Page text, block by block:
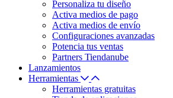
Personaliza tu diseño
Activa medios de pago
Activa medios de envío
Configuraciones avanzadas
Potencia tus ventas
Partners Tiendanube
Lanzamientos
Herramientas
Herramientas gratuitas